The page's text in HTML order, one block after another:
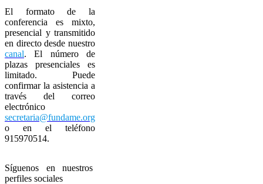
El formato de la
conferencia es mixto,
presencial y transmitido
en directo desde nuestro
canal. El número de
plazas presenciales es
limitado. Puede
confirmar la asistencia a
través del correo
electrónico
secretaria@fundame.org
o en el teléfono
915970514.
Síguenos en nuestros
perfiles sociales